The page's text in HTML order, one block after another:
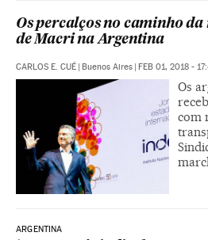
Os percalços no caminho
de Macri na Argentina
CARLOS E. CUÉ | Buenos Aires | FEB 01, 2018 -
Os
com
ARGENTINA